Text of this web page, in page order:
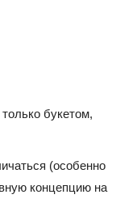
букетом,
(особенно
концепцию на